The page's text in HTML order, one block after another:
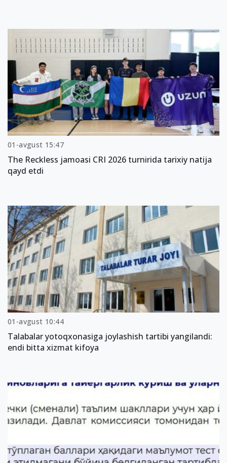
01-avgust 15:47
The Reckless jamoasi CRI 2026 turnirida tarixiy natija
qayd etdi
01-avgust 10:44
Talabalar yotoqxonasiga joylashish tartibi yangilandi:
endi bitta xizmat kifoya